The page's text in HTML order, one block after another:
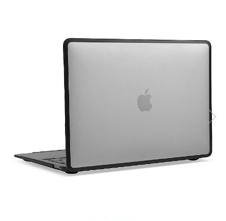
A2251 (Retina 13” 2020)
A2289 (Retina 13” 2020)
A2338 (M1/M2 13” 2020-2022)
A2442 (M1 14” 2021)
A2485 (M1 16” 2021)
A2779 (M2 14” 2023)
A2918 (M3 14” 2023)
A2992 (M3 14” 2023)
Top Piese Mac
Baterii MacBook